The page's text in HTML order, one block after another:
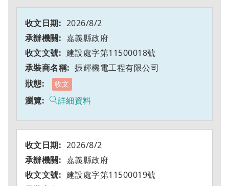
2026/8/2
嘉義縣政府
建設處字第11500018號
振輝機電工程有限公司
收文
詳細資料
2026/8/2
嘉義縣政府
建設處字第11500019號